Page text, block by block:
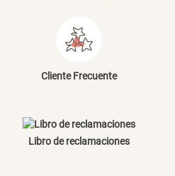
Cliente Frecuente
Libro de reclamaciones